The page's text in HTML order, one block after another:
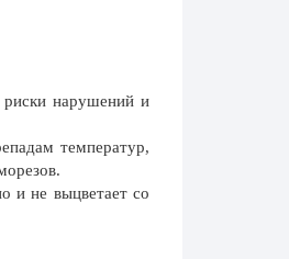
нарушений и
температур,
и не выцветает со